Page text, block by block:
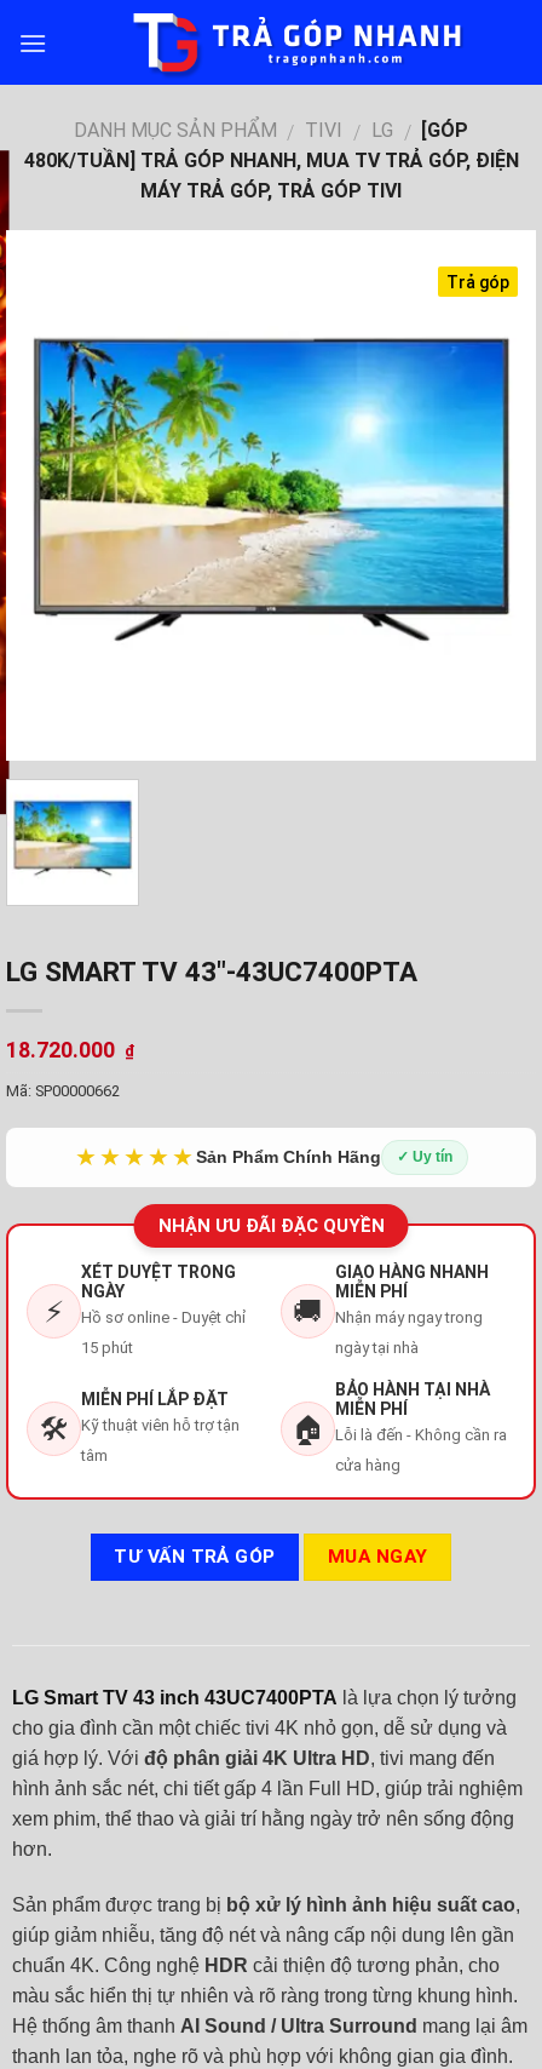
DANH MỤC SẢN PHẨM / TIVI / LG /
[GÓP
480K/TUẦN] TRẢ GÓP NHANH, MUA TV TRẢ GÓP, ĐIỆN
MÁY TRẢ GÓP, TRẢ GÓP TIVI
Trả góp
LG SMART TV 43"-43UC7400PTA
18.720.000 ₫
Mã: SP00000662
★★★★★Sản Phẩm Chính Hãng ✓ Uy tín
NHẬN ƯU ĐÃI ĐẶC QUYỀN
⚡
XÉT DUYỆT TRONG
NGÀY
Hồ sơ online - Duyệt chỉ
15 phút
🚚
GIAO HÀNG NHANH
MIỄN PHÍ
Nhận máy ngay trong
ngày tại nhà
🛠️
MIỄN PHÍ LẮP ĐẶT
Kỹ thuật viên hỗ trợ tận
tâm
🏠
BẢO HÀNH TẠI NHÀ
MIỄN PHÍ
Lỗi là đến - Không cần ra
cửa hàng
TƯ VẤN TRẢ GÓP MUA NGAY
LG Smart TV 43 inch 43UC7400PTA là lựa chọn lý tưởng
cho gia đình cần một chiếc tivi 4K nhỏ gọn, dễ sử dụng và
giá hợp lý. Với độ phân giải 4K Ultra HD, tivi mang đến
hình ảnh sắc nét, chi tiết gấp 4 lần Full HD, giúp trải nghiệm
xem phim, thể thao và giải trí hằng ngày trở nên sống động
hơn.
Sản phẩm được trang bị bộ xử lý hình ảnh hiệu suất cao,
giúp giảm nhiễu, tăng độ nét và nâng cấp nội dung lên gần
chuẩn 4K. Công nghệ HDR cải thiện độ tương phản, cho
màu sắc hiển thị tự nhiên và rõ ràng trong từng khung hình.
Hệ thống âm thanh AI Sound / Ultra Surround mang lại âm
thanh lan tỏa, nghe rõ và phù hợp với không gian gia đình.